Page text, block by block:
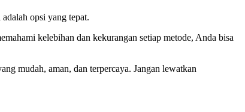
opsi yang tepat.
kelebihan dan kekurangan setiap metode, Anda bisa
mudah, aman, dan terpercaya. Jangan lewatkan